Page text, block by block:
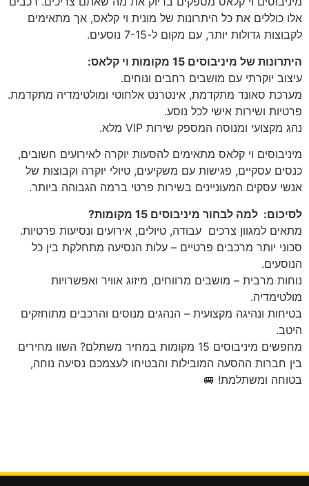
אלו כוללים את כל היתרונות של מונית וי קלאס, אך מתאימים
לקבוצות גדולות יותר, עם מקום ל-7-15 נוסעים.
היתרונות של מיניבוסים 15 מקומות וי קלאס:
עיצוב יוקרתי עם מושבים רחבים ונוחים.
מערכת סאונד מתקדמת, אינטרנט אלחוטי ומולטימדיה מתקדמת.
פרטיות ושירות אישי לכל נוסע.
נהג מקצועי ומנוסה המספק שירות VIP מלא.
מיניבוסים וי קלאס מתאימים להסעות יוקרה לאירועים חשובים,
כנסים עסקיים, פגישות עם משקיעים, טיולי יוקרה וקבוצות של
אנשי עסקים המעוניינים בשירות פרטי ברמה הגבוהה ביותר.
לסיכום: למה לבחור מיניבוסים 15 מקומות?
מתאים למגוון צרכים עבודה, טיולים, אירועים ונסיעות פרטיות.
סכוני יותר מרכבים פרטיים – עלות הנסיעה מתחלקת בין כל
הנוסעים.
נוחות מרבית – מושבים מרווחים, מיזוג אוויר ואפשרויות
מולטימדיה.
בטיחות ונהיגה מקצועית – הנהגים מנוסים והרכבים מתוחזקים
היטב.
מחפשים מיניבוסים 15 מקומות במחיר משתלם? השוו מחירים
בין חברות ההסעה המובילות והבטיחו לעצמכם נסיעה נוחה,
בטוחה ומשתלמת! 🚐